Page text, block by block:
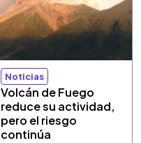
Noticias
Volcán de Fuego
reduce su actividad,
pero el riesgo
continúa